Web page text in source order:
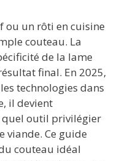
ou un rôti en cuisine
couteau. La
de la lame
final. En 2025,
technologies dans
il devient
outil privilégier
viande. Ce guide
couteau idéal